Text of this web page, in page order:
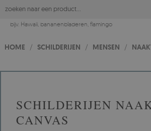
bijv. Hawaii, bananenbladeren, flamingo
HOME / SCHILDERIJEN / MENSEN /
SCHILDERIJEN
CANVAS